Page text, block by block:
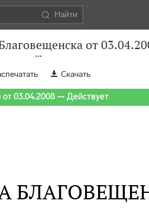
Найти
от
Скачать
от 03.04.2008 — Действует